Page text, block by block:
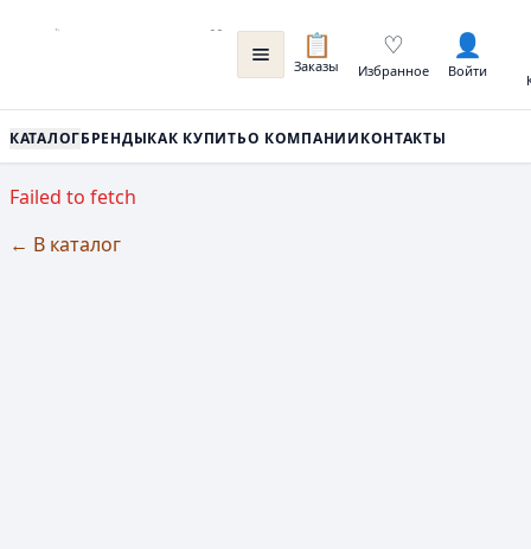
📋
Заказы
♡
Избранное
👤
Войти
КАТАЛОГБРЕНДЫКАК КУПИТЬО КОМПАНИИКОНТАКТЫ
Failed to fetch
← В каталог